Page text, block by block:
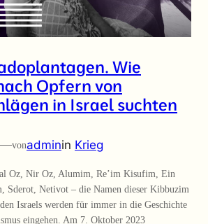
Wie
Opfern von
in Israel suchten
—vonadminin Krieg
Oz, Nir Oz, Alumim, Re’im Kisufim, Ein
Sderot, Netivot – die Namen dieser Kibbuzim
Israels werden für immer in die Geschichte
eingehen. Am 7. Oktober 2023